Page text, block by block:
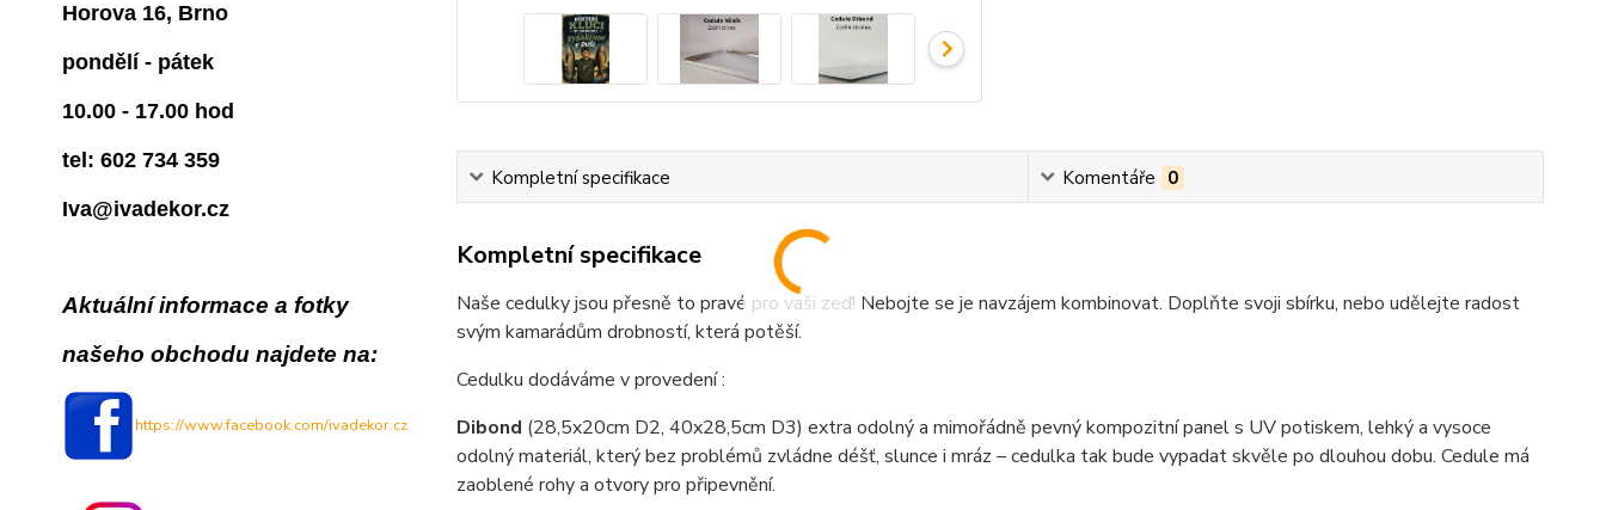
Horova 16, Brno
pondělí - pátek
10.00 - 17.00 hod
tel: 602 734 359
Iva@ivadekor.cz
Aktuální informace a fotky
našeho obchodu najdete na:
https://www.facebook.com/ivadekor.cz
Kompletní specifikace Komentáře 0
Kompletní specifikace
Naše cedulky jsou přesně to pravé pro vaši zeď! Nebojte se je navzájem kombinovat. Doplňte svoji sbírku, nebo udělejte radost
svým kamarádům drobností, která potěší.
Cedulku dodáváme v provedení :
Dibond (28,5x20cm D2, 40x28,5cm D3) extra odolný a mimořádně pevný kompozitní panel s UV potiskem, lehký a vysoce
odolný materiál, který bez problémů zvládne déšť, slunce i mráz – cedulka tak bude vypadat skvěle po dlouhou dobu. Cedule má
zaoblené rohy a otvory pro připevnění.